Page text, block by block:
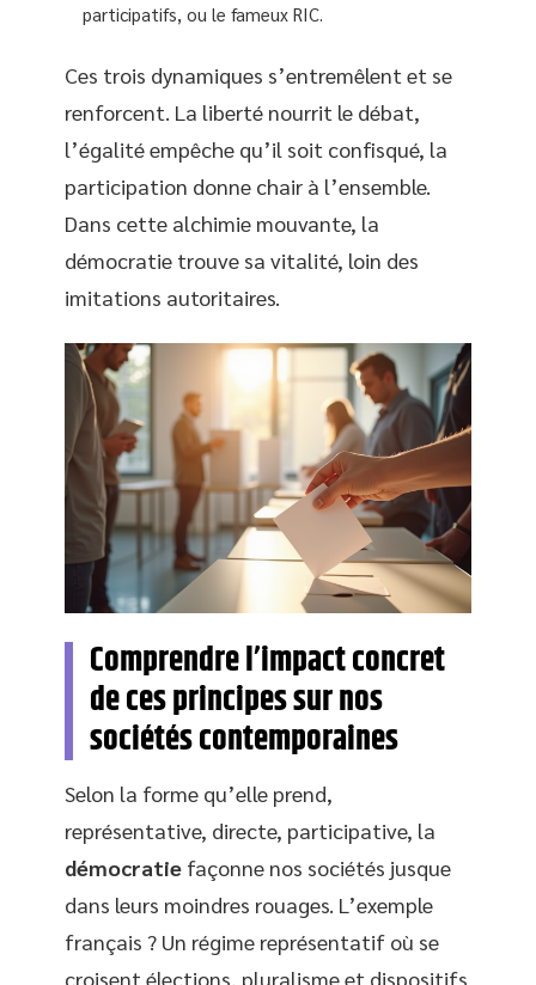
participatifs, ou le fameux RIC.
Ces trois dynamiques s’entremêlent et se
renforcent. La liberté nourrit le débat,
l’égalité empêche qu’il soit confisqué, la
participation donne chair à l’ensemble.
Dans cette alchimie mouvante, la
démocratie trouve sa vitalité, loin des
imitations autoritaires.
Comprendre l’impact concret
de ces principes sur nos
sociétés contemporaines
Selon la forme qu’elle prend,
représentative, directe, participative, la
démocratie façonne nos sociétés jusque
dans leurs moindres rouages. L’exemple
français ? Un régime représentatif où se
croisent élections, pluralisme et dispositifs